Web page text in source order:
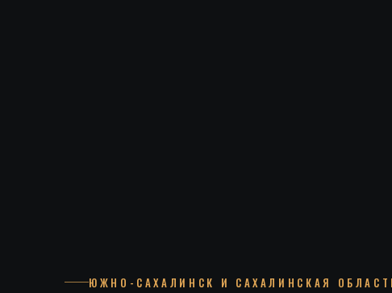
ЮЖНО-САХАЛИНСК И САХАЛИНСКАЯ